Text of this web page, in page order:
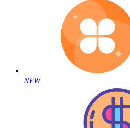
NEW